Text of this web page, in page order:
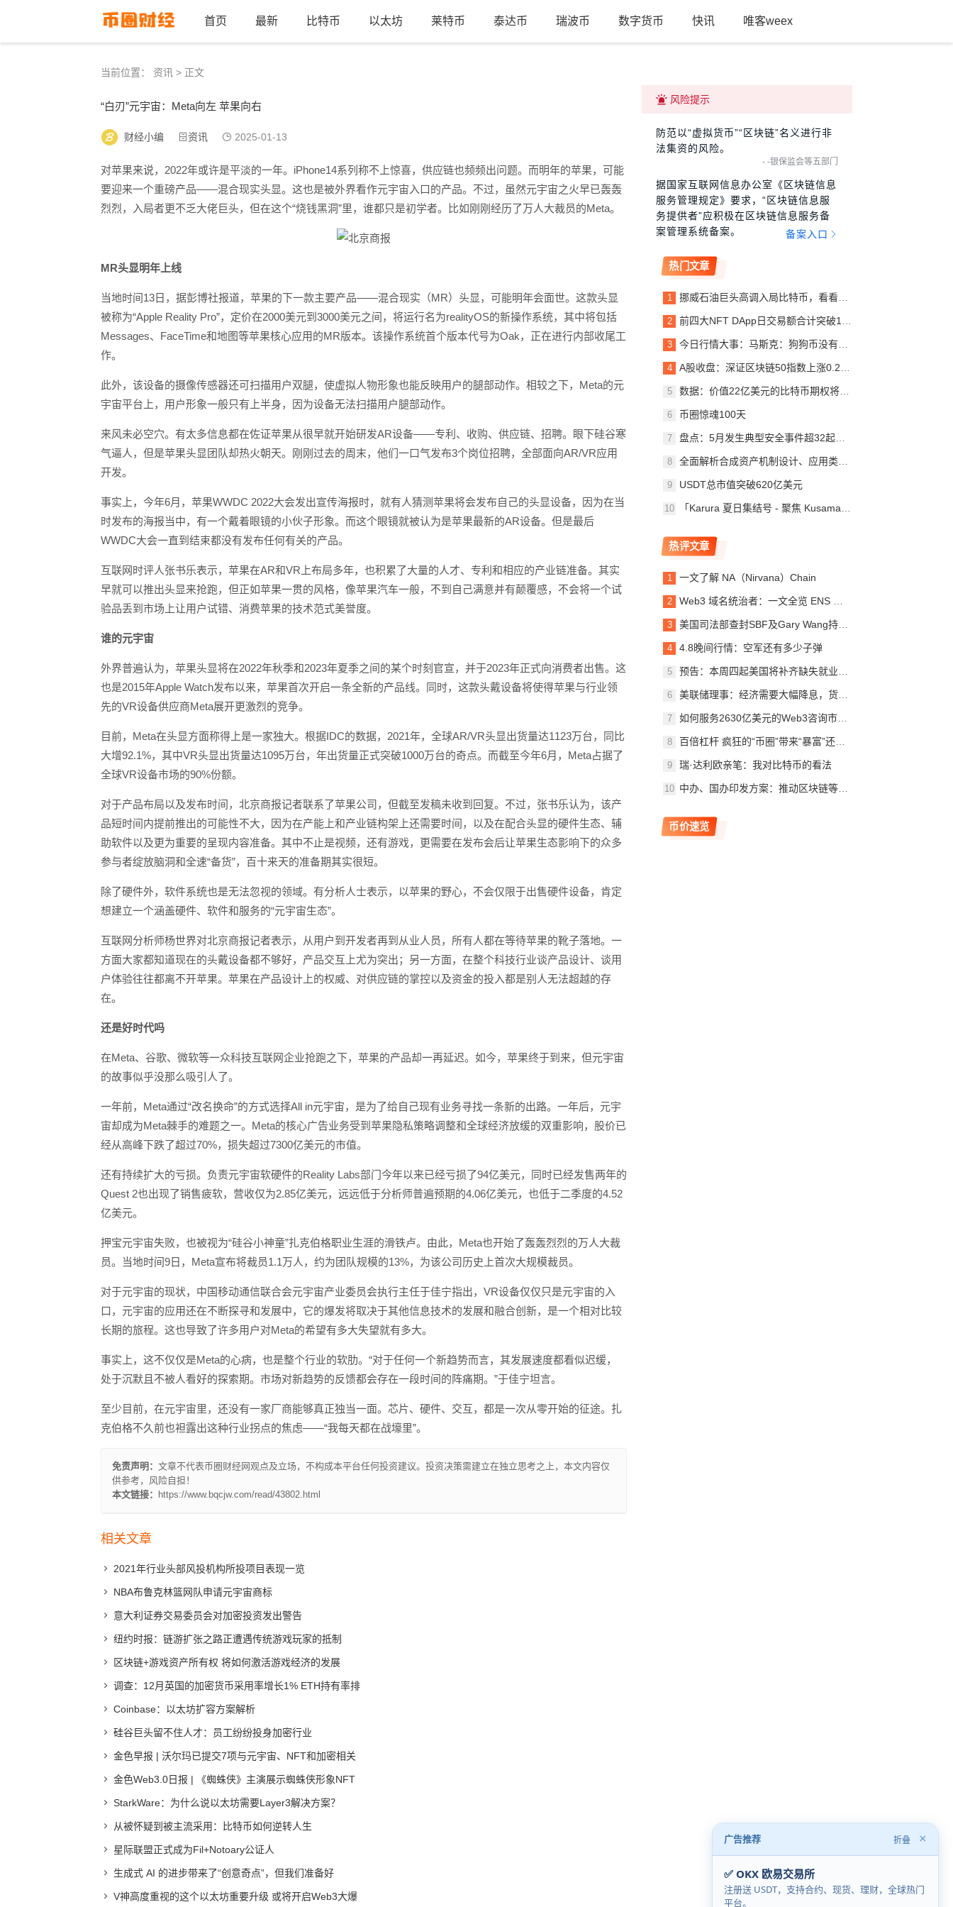
广告推荐 折叠 ×
✅ OKX 欧易交易所
注册送 USDT，支持合约、现货、理财，全球热门
平台。
首页 最新 比特币 以太坊 莱特币 泰达币 瑞波币 数字货币 快讯 唯客weex
当前位置： 资讯 > 正文
“白刃”元宇宙：Meta向左 苹果向右
财经小编 资讯 2025-01-13
对苹果来说，2022年或许是平淡的一年。iPhone14系列称不上惊喜，供应链也频频出问题。而明年的苹果，可能
要迎来一个重磅产品——混合现实头显。这也是被外界看作元宇宙入口的产品。不过，虽然元宇宙之火早已轰轰
烈烈，入局者更不乏大佬巨头，但在这个“烧钱黑洞”里，谁都只是初学者。比如刚刚经历了万人大裁员的Meta。
MR头显明年上线
当地时间13日，据彭博社报道，苹果的下一款主要产品——混合现实（MR）头显，可能明年会面世。这款头显
被称为“Apple Reality Pro”，定价在2000美元到3000美元之间，将运行名为realityOS的新操作系统，其中将包括
Messages、FaceTime和地图等苹果核心应用的MR版本。该操作系统首个版本代号为Oak，正在进行内部收尾工
作。
此外，该设备的摄像传感器还可扫描用户双腿，使虚拟人物形象也能反映用户的腿部动作。相较之下，Meta的元
宇宙平台上，用户形象一般只有上半身，因为设备无法扫描用户腿部动作。
来风未必空穴。有太多信息都在佐证苹果从很早就开始研发AR设备——专利、收购、供应链、招聘。眼下硅谷寒
气逼人，但是苹果头显团队却热火朝天。刚刚过去的周末，他们一口气发布3个岗位招聘，全部面向AR/VR应用
开发。
事实上，今年6月，苹果WWDC 2022大会发出宣传海报时，就有人猜测苹果将会发布自己的头显设备，因为在当
时发布的海报当中，有一个戴着眼镜的小伙子形象。而这个眼镜就被认为是苹果最新的AR设备。但是最后
WWDC大会一直到结束都没有发布任何有关的产品。
互联网时评人张书乐表示，苹果在AR和VR上布局多年，也积累了大量的人才、专利和相应的产业链准备。其实
早就可以推出头显来抢跑，但正如苹果一贯的风格，像苹果汽车一般，不到自己满意并有颠覆感，不会将一个试
验品丢到市场上让用户试错、消费苹果的技术范式美誉度。
谁的元宇宙
外界普遍认为，苹果头显将在2022年秋季和2023年夏季之间的某个时刻官宣，并于2023年正式向消费者出售。这
也是2015年Apple Watch发布以来，苹果首次开启一条全新的产品线。同时，这款头戴设备将使得苹果与行业领
先的VR设备供应商Meta展开更激烈的竞争。
目前，Meta在头显方面称得上是一家独大。根据IDC的数据，2021年，全球AR/VR头显出货量达1123万台，同比
大增92.1%，其中VR头显出货量达1095万台，年出货量正式突破1000万台的奇点。而截至今年6月，Meta占据了
全球VR设备市场的90%份额。
对于产品布局以及发布时间，北京商报记者联系了苹果公司，但截至发稿未收到回复。不过，张书乐认为，该产
品短时间内提前推出的可能性不大，因为在产能上和产业链构架上还需要时间，以及在配合头显的硬件生态、辅
助软件以及更为重要的呈现内容准备。其中不止是视频，还有游戏，更需要在发布会后让苹果生态影响下的众多
参与者绽放脑洞和全速“备货”，百十来天的准备期其实很短。
除了硬件外，软件系统也是无法忽视的领域。有分析人士表示，以苹果的野心，不会仅限于出售硬件设备，肯定
想建立一个涵盖硬件、软件和服务的“元宇宙生态”。
互联网分析师杨世界对北京商报记者表示，从用户到开发者再到从业人员，所有人都在等待苹果的靴子落地。一
方面大家都知道现在的头戴设备都不够好，产品交互上尤为突出；另一方面，在整个科技行业谈产品设计、谈用
户体验往往都离不开苹果。苹果在产品设计上的权威、对供应链的掌控以及资金的投入都是别人无法超越的存
在。
还是好时代吗
在Meta、谷歌、微软等一众科技互联网企业抢跑之下，苹果的产品却一再延迟。如今，苹果终于到来，但元宇宙
的故事似乎没那么吸引人了。
一年前，Meta通过“改名换命”的方式选择All in元宇宙，是为了给自己现有业务寻找一条新的出路。一年后，元宇
宙却成为Meta棘手的难题之一。Meta的核心广告业务受到苹果隐私策略调整和全球经济放缓的双重影响，股价已
经从高峰下跌了超过70%，损失超过7300亿美元的市值。
还有持续扩大的亏损。负责元宇宙软硬件的Reality Labs部门今年以来已经亏损了94亿美元，同时已经发售两年的
Quest 2也出现了销售疲软，营收仅为2.85亿美元，远远低于分析师普遍预期的4.06亿美元，也低于二季度的4.52
亿美元。
押宝元宇宙失败，也被视为“硅谷小神童”扎克伯格职业生涯的滑铁卢。由此，Meta也开始了轰轰烈烈的万人大裁
员。当地时间9日，Meta宣布将裁员1.1万人，约为团队规模的13%，为该公司历史上首次大规模裁员。
对于元宇宙的现状，中国移动通信联合会元宇宙产业委员会执行主任于佳宁指出，VR设备仅仅只是元宇宙的入
口，元宇宙的应用还在不断探寻和发展中，它的爆发将取决于其他信息技术的发展和融合创新，是一个相对比较
长期的旅程。这也导致了许多用户对Meta的希望有多大失望就有多大。
事实上，这不仅仅是Meta的心病，也是整个行业的软肋。“对于任何一个新趋势而言，其发展速度都看似迟缓，
处于沉默且不被人看好的探索期。市场对新趋势的反馈都会存在一段时间的阵痛期。”于佳宁坦言。
至少目前，在元宇宙里，还没有一家厂商能够真正独当一面。芯片、硬件、交互，都是一次从零开始的征途。扎
克伯格不久前也袒露出这种行业拐点的焦虑——“我每天都在战壕里”。
免责声明： 文章不代表币圈财经网观点及立场，不构成本平台任何投资建议。投资决策需建立在独立思考之上，本文内容仅
供参考，风险自担！
本文链接：
https://www.bqcjw.com/read/43802.html
相关文章
2021年行业头部风投机构所投项目表现一览
NBA布鲁克林篮网队申请元宇宙商标
意大利证券交易委员会对加密投资发出警告
纽约时报：链游扩张之路正遭遇传统游戏玩家的抵制
区块链+游戏资产所有权 将如何激活游戏经济的发展
调查：12月英国的加密货币采用率增长1% ETH持有率排
Coinbase：以太坊扩容方案解析
硅谷巨头留不住人才：员工纷纷投身加密行业
金色早报 | 沃尔玛已提交7项与元宇宙、NFT和加密相关
金色Web3.0日报 | 《蜘蛛侠》主演展示蜘蛛侠形象NFT
StarkWare：为什么说以太坊需要Layer3解决方案？
从被怀疑到被主流采用：比特币如何逆转人生
星际联盟正式成为Fil+Notoary公证人
生成式 AI 的进步带来了“创意奇点”，但我们准备好
V神高度重视的这个以太坊重要升级 或将开启Web3大爆
风险提示
防范以“虚拟货币”“区块链”名义进行非
法集资的风险。
- -银保监会等五部门
据国家互联网信息办公室《区块链信息
服务管理规定》要求，“区块链信息服
务提供者”应积极在区块链信息服务备
案管理系统备案。
备案入口
热门文章
挪威石油巨头高调入局比特币，看看他写给投资人的
前四大NFT DApp日交易额合计突破1000万美元
今日行情大事：马斯克：狗狗币没有正式组织
A股收盘：深证区块链50指数上涨0.22%
数据：价值22亿美元的比特币期权将于本周五到期
币圈惊魂100天
盘点：5月发生典型安全事件超32起，BSC链上项目超
全面解析合成资产机制设计、应用类别与发展趋势
USDT总市值突破620亿美元
「Karura 夏日集结号 - 聚焦 Kusama 首次平行链竞拍」线
热评文章
一文了解 NA（Nirvana）Chain
Web3 域名统治者：一文全览 ENS 现状与前景
美国司法部查封SBF及Gary Wang持有的超5500万股Robinhoo
4.8晚间行情：空军还有多少子弹
预告：本周四起美国将补齐缺失就业数据，并公布新
美联储理事：经济需要大幅降息，货币政策正在拖累
如何服务2630亿美元的Web3咨询市场？
百倍杠杆 疯狂的“币圈”带来“暴富”还是“爆仓”
瑞·达利欧亲笔：我对比特币的看法
中办、国办印发方案：推动区块链等新技术基础设施
币价速览